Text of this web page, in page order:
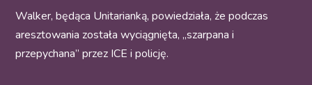
Walker, będąca Unitarianką, powiedziała, że podczas
aresztowania została wyciągnięta, „szarpana i
przepychana” przez ICE i policję.